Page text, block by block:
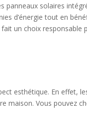
panneaux solaires
d’énergie tout en
un choix responsable
esthétique. En effet,
maison. Vous pouvez